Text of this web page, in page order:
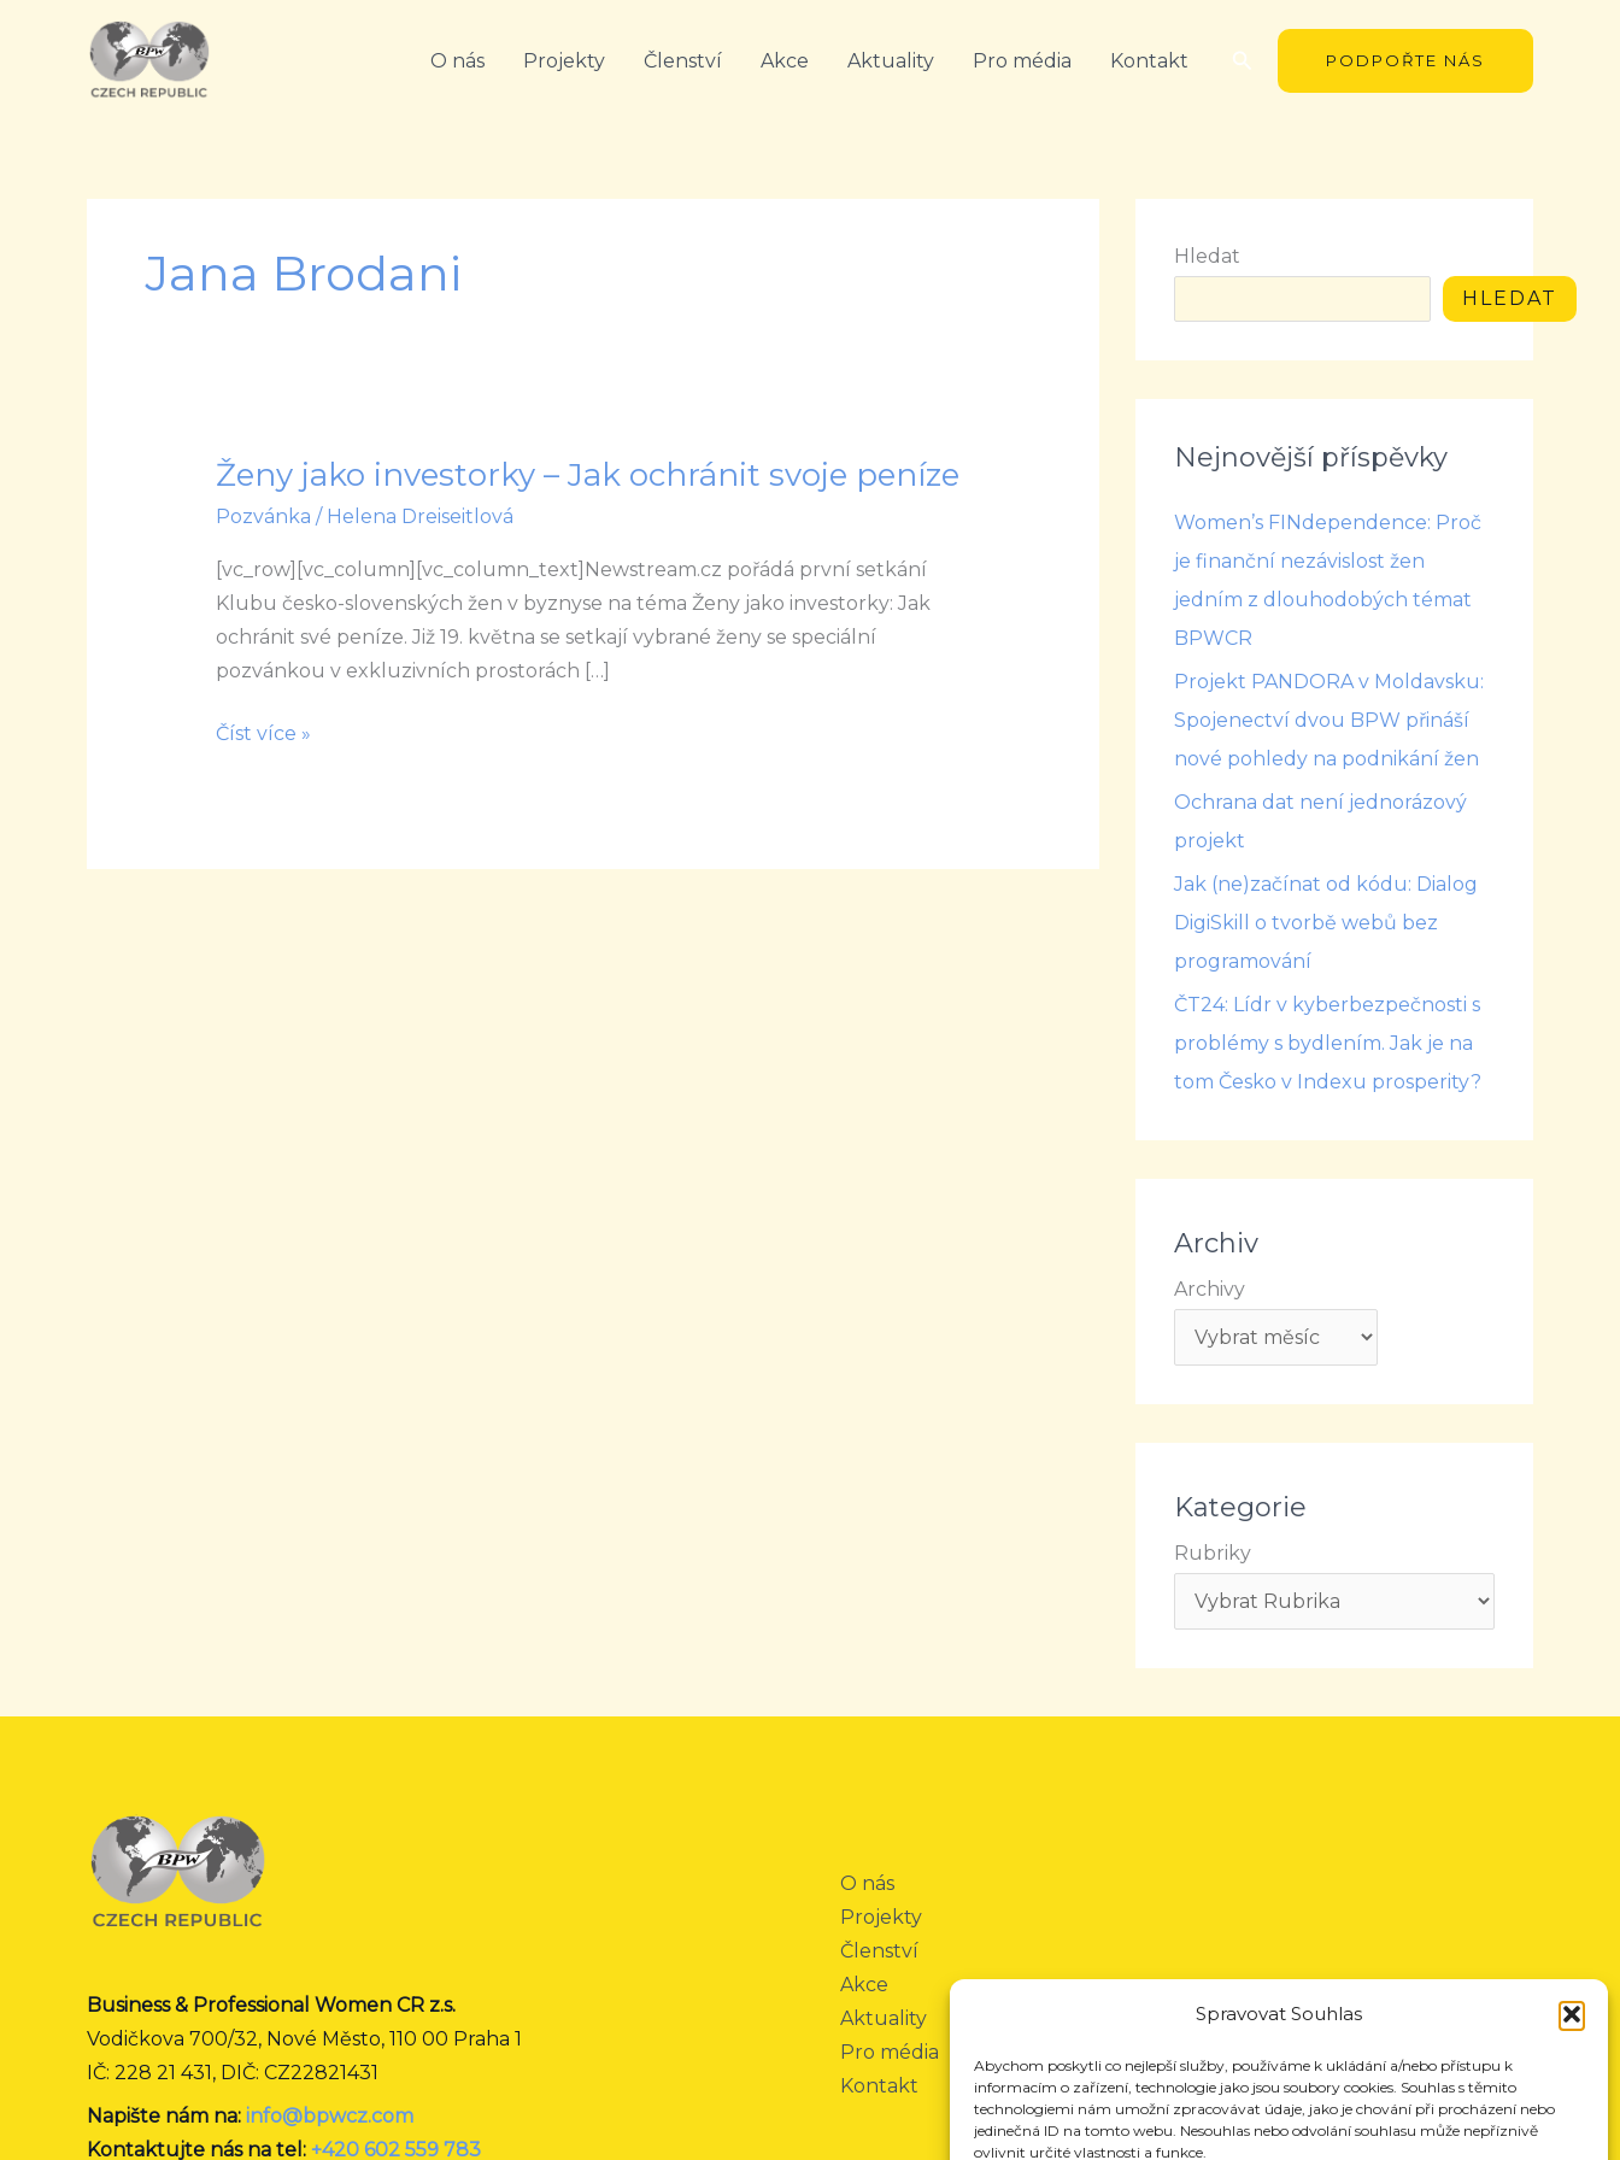
Spravovat Souhlas
Abychom poskytli co nejlepší služby, používáme k ukládání a/nebo přístupu k
informacím o zařízení, technologie jako jsou soubory cookies. Souhlas s těmito
technologiemi nám umožní zpracovávat údaje, jako je chování při procházení nebo
jedinečná ID na tomto webu. Nesouhlas nebo odvolání souhlasu může nepříznivě
ovlivnit určité vlastnosti a funkce.
O nás Projekty Členství Akce Aktuality Pro média Kontakt Hledat PODPOŘTE NÁS
Jana Brodani
Ženy jako investorky – Jak ochránit svoje peníze
Pozvánka / Helena Dreiseitlová
[vc_row][vc_column][vc_column_text]Newstream.cz pořádá první setkání
Klubu česko-slovenských žen v byznyse na téma Ženy jako investorky: Jak
ochránit své peníze. Již 19. května se setkají vybrané ženy se speciální
pozvánkou v exkluzivních prostorách […]
Ženy
jako
–
Jak
ochránit
svoje
Číst více »
Hledat
HLEDAT
Nejnovější příspěvky
Women’s FINdependence: Proč
je finanční nezávislost žen
jedním z dlouhodobých témat
BPWCR
Projekt PANDORA v Moldavsku:
Spojenectví dvou BPW přináší
nové pohledy na podnikání žen
Ochrana dat není jednorázový
projekt
Jak (ne)začínat od kódu: Dialog
DigiSkill o tvorbě webů bez
programování
ČT24: Lídr v kyberbezpečnosti s
problémy s bydlením. Jak je na
tom Česko v Indexu prosperity?
Archiv
Archivy
Kategorie
Rubriky
Business & Professional Women CR z.s.
Vodičkova 700/32, Nové Město, 110 00 Praha 1
IČ: 228 21 431, DIČ: CZ22821431
Napište nám na: info@bpwcz.com
Kontaktujte nás na tel: +420 602 559 783
O nás
Projekty
Členství
Akce
Aktuality
Pro média
Kontakt